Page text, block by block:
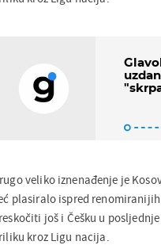
veliko iznenađenje je
plasiralo ispred
još i Češku u
kroz Ligu nacija.